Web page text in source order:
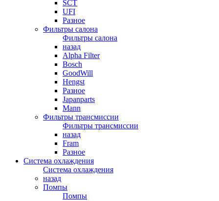
SCT
UFI
Разное
Фильтры салона
Фильтры салона
назад
Alpha Filter
Bosch
GoodWill
Hengst
Разное
Japanparts
Mann
Фильтры трансмиссии
Фильтры трансмиссии
назад
Fram
Разное
Система охлаждения
Система охлаждения
назад
Помпы
Помпы